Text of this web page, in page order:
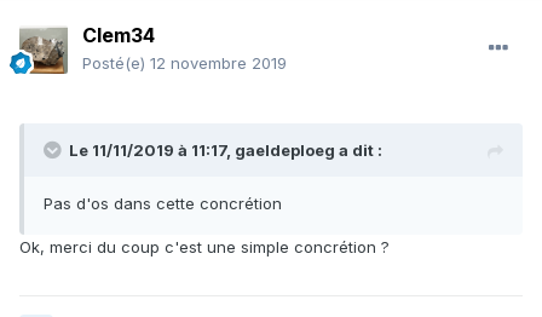
Clem34
Posté(e) 12 novembre 2019
Le 11/11/2019 à 11:17, gaeldeploeg a dit :
Pas d'os dans cette concrétion
Ok, merci du coup c'est une simple concrétion ?